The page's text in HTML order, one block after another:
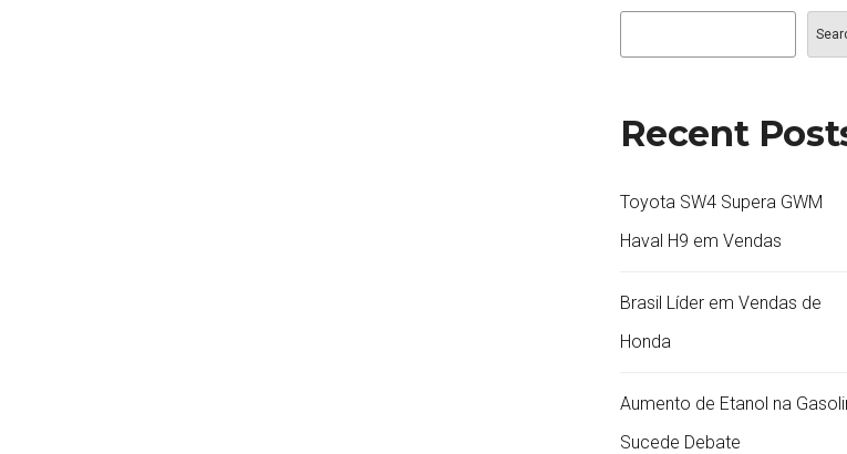
Recent
Toyota SW4 Supera GWM
Haval H9 em Vendas
Brasil Líder em Vendas de
Honda
Aumento de Etanol na
Sucede Debate